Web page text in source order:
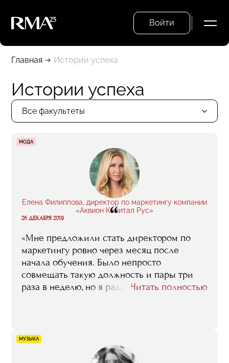
Войти
Главная Истории успеха
Истории успеха
Все факультеты
МОДА
Елена Филиппова, директор по маркетингу компании
«Аквион Капитал Рус»
“
26 ДЕКАБРЯ 2019
«Мне предложили стать директором по
маркетингу ровно через месяц после
начала обучения. Было непросто
совмещать такую должность и пары три
раза в неделю, но я рада, что прошла это. В
было очень душевно, я познакомилась и
подружилась со многими классными
Читать полностью
МУЗЫКА